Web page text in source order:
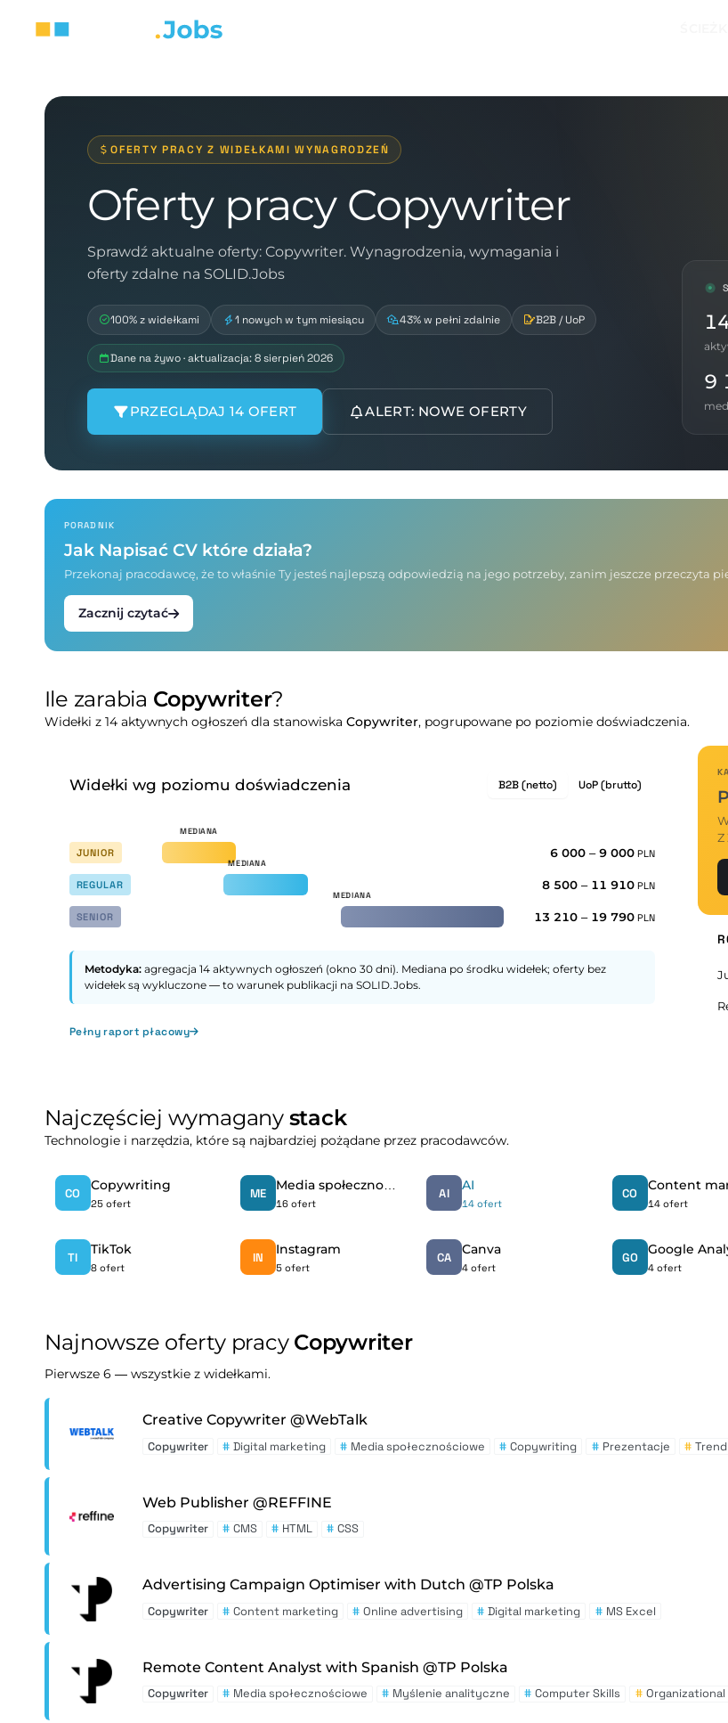
OFERTY PRACY Z WIDEŁKAMI WYNAGRODZEŃ
Oferty pracy Copywriter
Sprawdź aktualne oferty: Copywriter. Wynagrodzenia, wymagania i
oferty zdalne na SOLID.Jobs
100% z widełkami 1 nowych w tym miesiącu 43% w pełni zdalnie B2B / UoP
Dane na żywo · aktualizacja: 8 sierpień 2026
PRZEGLĄDAJ 14 OFERT ALERT: NOWE OFERTY
9
PORADNIK
Jak Napisać CV które działa?
Przekonaj pracodawcę, że to właśnie Ty jesteś najlepszą odpowiedzią na jego potrzeby, zanim jeszcze przeczyta
Zacznij czytać
Ile zarabia Copywriter?
Widełki z 14 aktywnych ogłoszeń dla stanowiska Copywriter, pogrupowane po poziomie doświadczenia.
Widełki wg poziomu doświadczenia B2B (netto) UoP (brutto)
JUNIOR 6 000 – 9 000 PLN
REGULAR 8 500 – 11 910 PLN
SENIOR 13 210 – 19 790 PLN
Metodyka:agregacja 14 aktywnych ogłoszeń (okno 30 dni). Mediana po środku widełek; oferty bez
widełek są wykluczone — to warunek publikacji na SOLID.Jobs.
Pełny raport płacowy
Z
Najczęściej wymagany stack
Technologie i narzędzia, które są najbardziej pożądane przez pracodawców.
CO
Copywriting
25 ofert
ME
16 ofert
AI
AI
14 ofert
CO
14 ofert
TI
TikTok
8 ofert
IN
Instagram
5 ofert
CA
Canva
4 ofert
GO
Google
4 ofert
Najnowsze oferty pracy Copywriter
Pierwsze 6 — wszystkie z widełkami.
Creative Copywriter @WebTalk
Copywriter # Digital marketing # Media społecznościowe # Copywriting # Prezentacje #
Web Publisher @REFFINE
Copywriter # CMS # HTML # CSS
Advertising Campaign Optimiser with Dutch @TP Polska
Copywriter # Content marketing # Online advertising # Digital marketing # MS Excel
Remote Content Analyst with Spanish @TP Polska
Copywriter # Media społecznościowe # Myślenie analityczne # Computer Skills # Organizational